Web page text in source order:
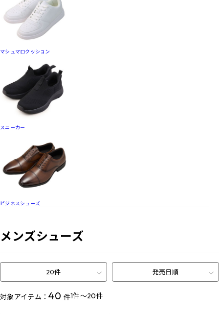
マシュマロクッション
スニーカー
ビジネスシューズ
メンズシューズ
20件 発売日順
対象アイテム：40 件1件～20件